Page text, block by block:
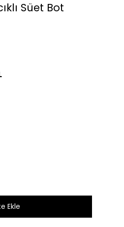
Süet Bot